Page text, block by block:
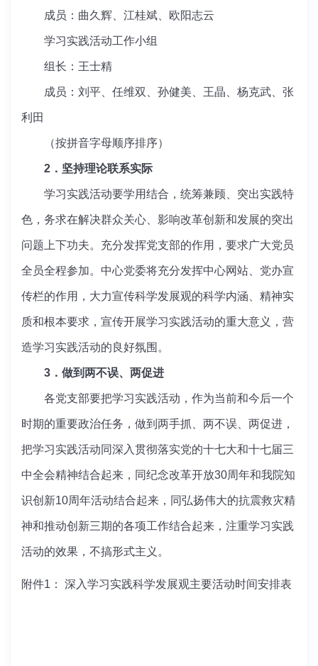
成员：曲久辉、江桂斌、欧阳志云
学习实践活动工作小组
组长：王士精
成员：刘平、任维双、孙健美、王晶、杨克武、张
利田
（按拼音字母顺序排序）
2．坚持理论联系实际
学习实践活动要学用结合，统筹兼顾、突出实践特
色，务求在解决群众关心、影响改革创新和发展的突出
问题上下功夫。充分发挥党支部的作用，要求广大党员
全员全程参加。中心党委将充分发挥中心网站、党办宣
传栏的作用，大力宣传科学发展观的科学内涵、精神实
质和根本要求，宣传开展学习实践活动的重大意义，营
造学习实践活动的良好氛围。
3．做到两不误、两促进
各党支部要把学习实践活动，作为当前和今后一个
时期的重要政治任务，做到两手抓、两不误、两促进，
把学习实践活动同深入贯彻落实党的十七大和十七届三
中全会精神结合起来，同纪念改革开放30周年和我院知
识创新10周年活动结合起来，同弘扬伟大的抗震救灾精
神和推动创新三期的各项工作结合起来，注重学习实践
活动的效果，不搞形式主义。
附件1： 深入学习实践科学发展观主要活动时间安排表